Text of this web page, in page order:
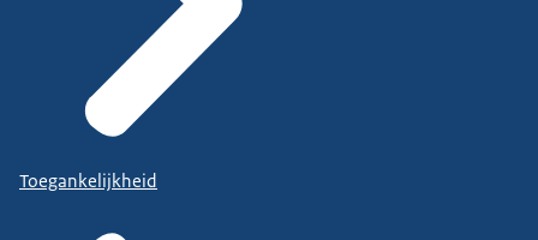
Toegankelijkheid